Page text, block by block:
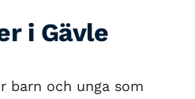
i Gävle
barn och unga som